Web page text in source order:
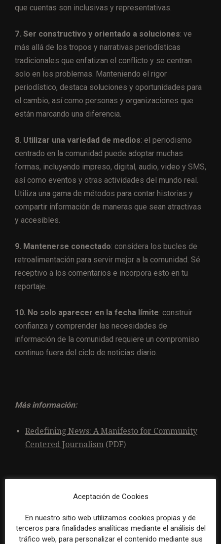
que cuentas son inclusivas y representativas.
7. Ser constructivo y orientado a soluciones: ve
más allá de los tropos y narrativas periodísticas
tradicionales que enfatizan el conflicto y se centran
solo en los problemas. Manteniendo el rigor
periodístico, destaca soluciones y oportunidades para
el cambio, así como personas y organizaciones que
están marcando una diferencia.
8. Utilizar una variedad de medios: el periodismo
centrado en la comunidad puede adoptar muchas
formas, incluyendo impreso, digital, audio, video y SMS,
así como eventos y otras actividades del mundo real.
Utiliza una gama de métodos para contar historias y
compartir información de maneras que sean atractivas
y accesibles.
9. Mantenerse conectado: considera los bucles de
retroalimentación para servir mejor a la comunidad. Sé
receptivo a los comentarios e incorpora esto en tu
reportaje.
10. No solo aparecer en la fecha límite: construir
confianza y comprender las necesidades de
información de la comunidad requiere un compromiso
continuo fuera del ciclo de noticias diario.
Más información:
Redefining News: A Manifesto for Community
Centered Journalism (PDF)
dirección del diario
Información (Alicante)
15.000 suscriptores de
pago
Aceptación de Cookies
En nuestro sitio web utilizamos cookies propias y de
terceros para finalidades analíticas mediante el análisis del
tráfico web, para personalizar el contenido mediante sus